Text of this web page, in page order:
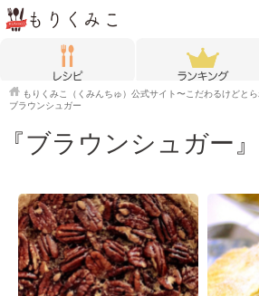
もりくみこ（くみんちゅ）公式サイト〜こだわるけどと
ブラウンシュガー
『ブラウンシュガー